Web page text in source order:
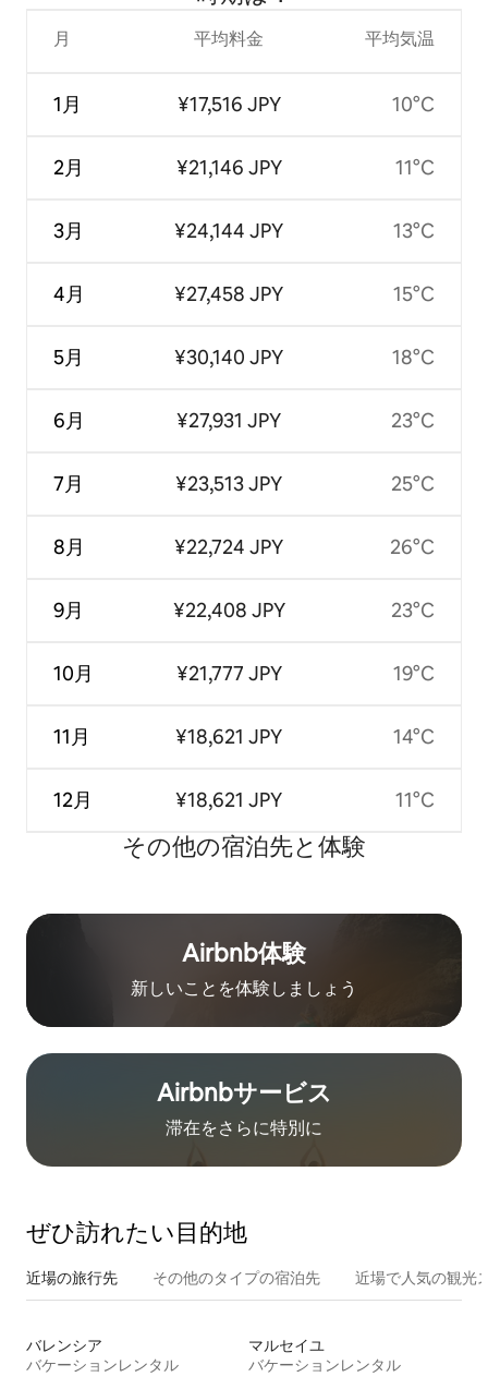
月
1月
2月
3月
4月
5月
6月
7月
8月
9月
10月
11月
12月
平均料金
¥17,516 JPY
¥21,146 JPY
¥24,144 JPY
¥27,458 JPY
¥30,140 JPY
¥27,931 JPY
¥23,513 JPY
¥22,724 JPY
¥22,408 JPY
¥21,777 JPY
¥18,621 JPY
¥18,621 JPY
平均気温
10°C
11°C
13°C
15°C
18°C
23°C
25°C
26°C
23°C
19°C
14°C
11°C
その他の宿⁠泊⁠先と体⁠験
Airbnb体験
新しいことを体験しましょう
Airbnb⁠サ⁠ー⁠ビ⁠ス
滞在をさ⁠ら⁠に特⁠別⁠に
ぜひ訪⁠れ⁠た⁠い目⁠的⁠地
近場の旅行先 その他のタ⁠イ⁠プ⁠の宿⁠泊⁠先 近場で人気の観光
バレンシア
バケーションレンタル
マルセイユ
バケーションレンタル